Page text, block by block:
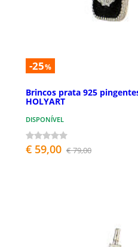
-25%
Brincos prata 925
HOLYART
DISPONÍVEL
€ 59,00 € 79,00